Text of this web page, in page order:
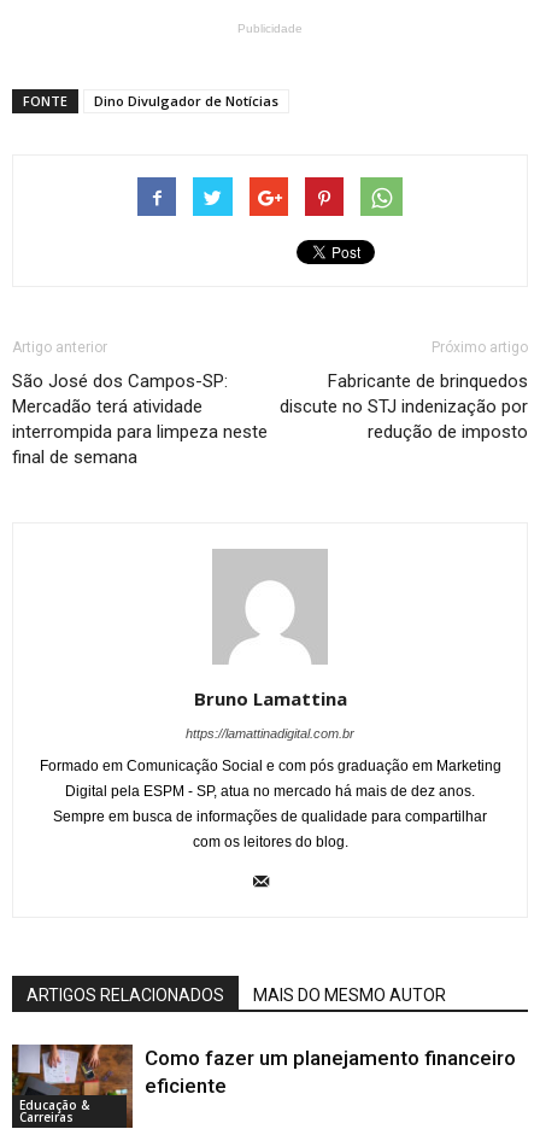
Publicidade
FONTE Dino Divulgador de Notícias
Artigo anterior
São José dos Campos-SP:
Mercadão terá atividade
interrompida para limpeza neste
final de semana
Próximo artigo
Fabricante de brinquedos
discute no STJ indenização por
redução de imposto
Bruno Lamattina
https://lamattinadigital.com.br
Formado em Comunicação Social e com pós graduação em Marketing
Digital pela ESPM - SP, atua no mercado há mais de dez anos.
Sempre em busca de informações de qualidade para compartilhar
com os leitores do blog.
ARTIGOS RELACIONADOS MAIS DO MESMO AUTOR
Educação &
Carreiras
Como fazer um planejamento financeiro
eficiente